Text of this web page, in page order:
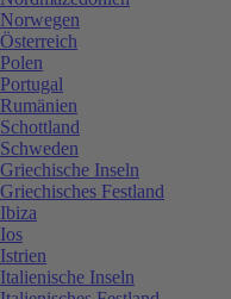
Norwegen
Österreich
Polen
Portugal
Rumänien
Schottland
Schweden
Griechische Inseln
Griechisches Festland
Ibiza
Ios
Istrien
Italienische Inseln